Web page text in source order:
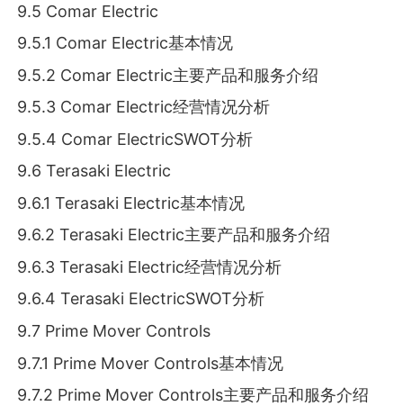
9.5 Comar Electric
9.5.1 Comar Electric基本情况
9.5.2 Comar Electric主要产品和服务介绍
9.5.3 Comar Electric经营情况分析
9.5.4 Comar ElectricSWOT分析
9.6 Terasaki Electric
9.6.1 Terasaki Electric基本情况
9.6.2 Terasaki Electric主要产品和服务介绍
9.6.3 Terasaki Electric经营情况分析
9.6.4 Terasaki ElectricSWOT分析
9.7 Prime Mover Controls
9.7.1 Prime Mover Controls基本情况
9.7.2 Prime Mover Controls主要产品和服务介绍